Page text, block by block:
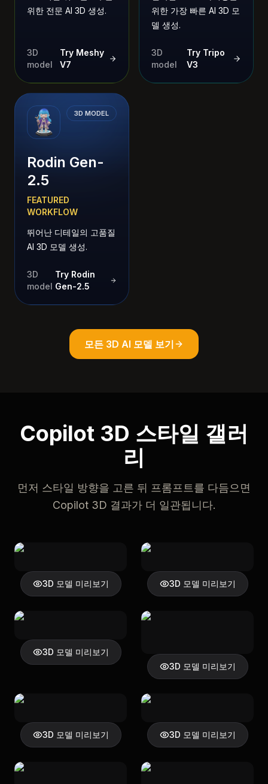
위한 전문 AI 3D 생성.
3D
model
Try Meshy
V7
위한 가장 빠른 AI 3D 모
델 생성.
3D
model
Try Tripo
V3
3D MODEL
Rodin Gen-
2.5
FEATURED
WORKFLOW
뛰어난 디테일의 고품질
AI 3D 모델 생성.
3D
model
Try Rodin
Gen-2.5
모든 3D AI 모델 보기
Copilot 3D 스타일 갤러
리
먼저 스타일 방향을 고른 뒤 프롬프트를 다듬으면
Copilot 3D 결과가 더 일관됩니다.
3D 모델 미리보기 3D 모델 미리보기
3D 모델 미리보기
3D 모델 미리보기
3D 모델 미리보기 3D 모델 미리보기